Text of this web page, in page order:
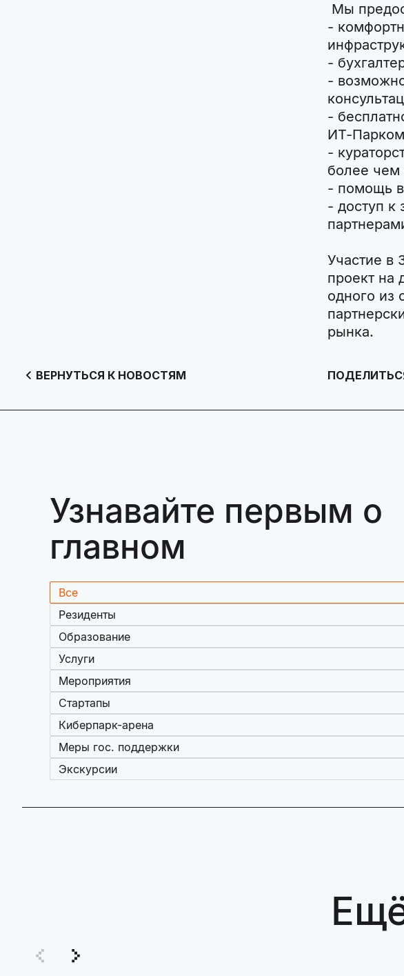
Мы
-
-
-
-
ИТ-Парком
-
более чем
- помощь
- доступ к
Участие в
проект на
одного из
рынка.
ВЕРНУТЬСЯ К НОВОСТЯМ
Узнавайте первым о
главном
Все
Резиденты
Образование
Услуги
Мероприятия
Стартапы
Киберпарк-арена
Меры гос. поддержки
Экскурсии